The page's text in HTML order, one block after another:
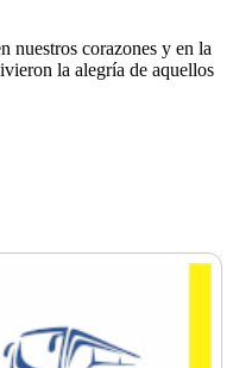
nuestros corazones y en la
la alegría de aquellos